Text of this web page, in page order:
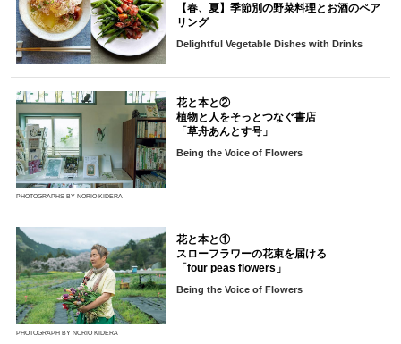
【春、夏】季節別の野菜料理とお酒のペア
リング
Delightful Vegetable Dishes with Drinks
PHOTOGRAPHS BY NORIO KIDERA
花と本と②
植物と人をそっとつなぐ書店
「草舟あんとす号」
Being the Voice of Flowers
PHOTOGRAPH BY NORIO KIDERA
花と本と①
スローフラワーの花束を届ける
「four peas flowers」
Being the Voice of Flowers